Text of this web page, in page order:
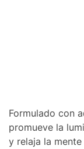
Formulado con
promueve la
y relaja la